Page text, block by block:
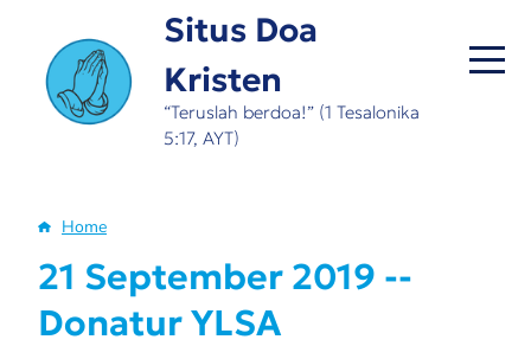
main
content
Situs Doa
Kristen
“Teruslah berdoa!” (1 Tesalonika
5:17, AYT)
Breadcrumb
Home
21 September 2019 --
Donatur YLSA